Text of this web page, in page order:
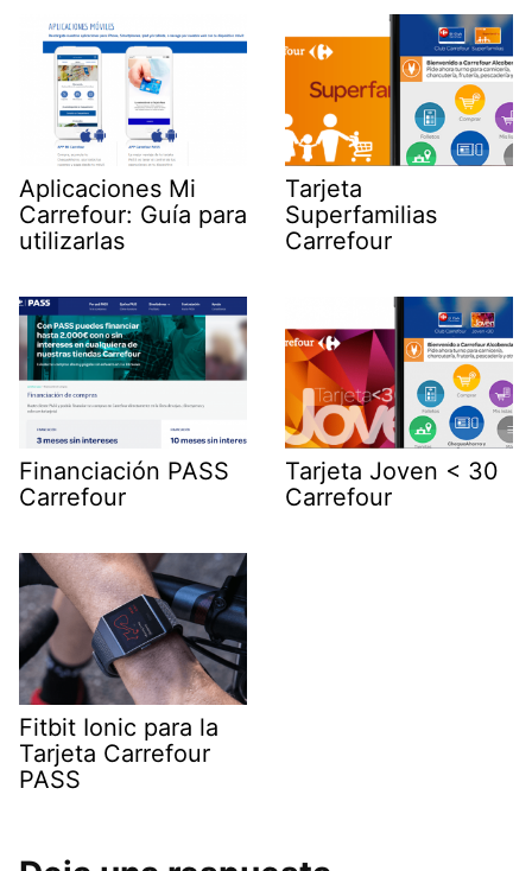
Aplicaciones Mi
Carrefour: Guía para
utilizarlas
Tarjeta
Superfamilias
Carrefour
Financiación PASS
Carrefour
Tarjeta Joven < 30
Carrefour
Fitbit Ionic para la
Tarjeta Carrefour
PASS